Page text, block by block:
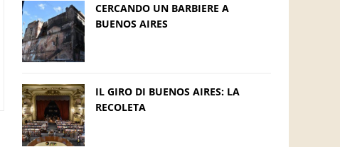
CERCANDO UN BARBIERE A
BUENOS AIRES
IL GIRO DI BUENOS AIRES: LA
RECOLETA